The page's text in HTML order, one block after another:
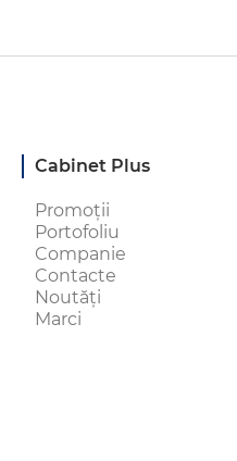
Cabinet Plus
Promoții
Portofoliu
Companie
Contacte
Noutăți
Marci